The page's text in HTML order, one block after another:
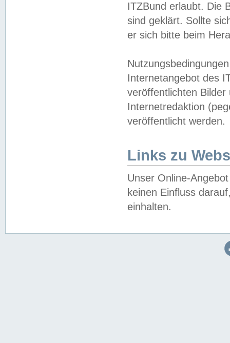
ITZBund erlaubt. Die
sind geklärt. Sollte
er sich bitte beim
Internetangebot des
veröffentlichten
Internetredaktion
veröffentlicht werden.
Links zu
Unser Online-
keinen Einfluss
einhalten.